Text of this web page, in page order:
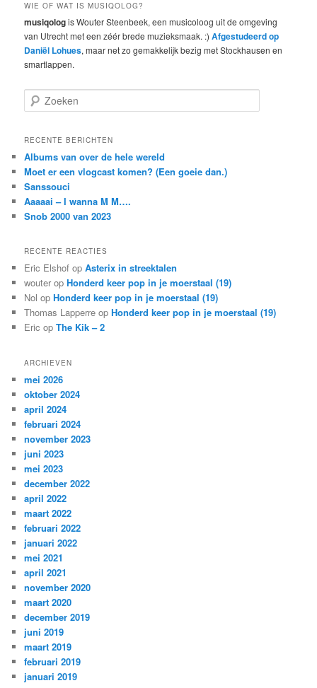
WIE OF WAT IS MUSIQOLOG?
musiqologis Wouter Steenbeek, een musicoloog uit de omgeving
van Utrecht met een zéér brede muzieksmaak. :)Afgestudeerd op
Daniël Lohues, maar net zo gemakkelijk bezig met Stockhausen en
smartlappen.
o
k
n
RECENTE BERICHTEN
Albums van over de hele wereld
Moet er een vlogcast komen? (Een goeie dan.)
Sanssouci
Aaaaai – I wanna M M….
Snob 2000 van 2023
RECENTE REACTIES
Eric Elshof opAsterix in streektalen
wouter opHonderd keer pop in je moerstaal (19)
Nol opHonderd keer pop in je moerstaal (19)
Thomas Lapperre opHonderd keer pop in je moerstaal (19)
Eric opThe Kik – 2
ARCHIEVEN
mei 2026
oktober 2024
april 2024
februari 2024
november 2023
juni 2023
mei 2023
december 2022
april 2022
maart 2022
februari 2022
januari 2022
mei 2021
april 2021
november 2020
maart 2020
december 2019
juni 2019
maart 2019
februari 2019
januari 2019